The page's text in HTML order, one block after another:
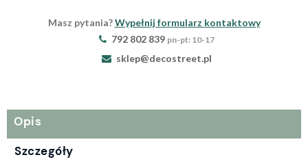
Masz pytania?Wypełnij formularz kontaktowy
792 802 839 pn-pt: 10-17
sklep@decostreet.pl
Opis
Szczegóły